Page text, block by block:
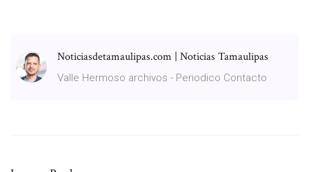
Noticiasdetamaulipas.com | Noticias Tamaulipas
Valle Hermoso archivos - Periodico Contacto